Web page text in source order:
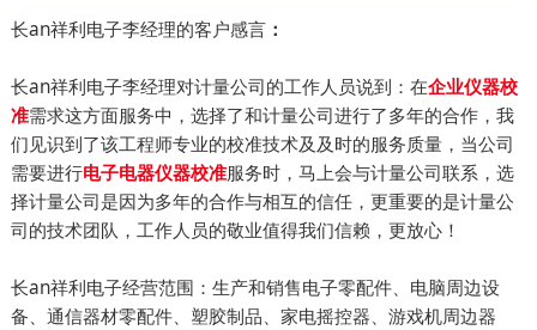
长an祥利电子李经理的客户感言：
长an祥利电子李经理对计量公司的工作人员说到：在企业仪器校
准需求这方面服务中，选择了和计量公司进行了多年的合作，我
们见识到了该工程师专业的校准技术及及时的服务质量，当公司
需要进行电子电器仪器校准服务时，马上会与计量公司联系，选
择计量公司是因为多年的合作与相互的信任，更重要的是计量公
司的技术团队，工作人员的敬业值得我们信赖，更放心！
长an祥利电子经营范围：生产和销售电子零配件、电脑周边设
备、通信器材零配件、塑胶制品、家电摇控器、游戏机周边器